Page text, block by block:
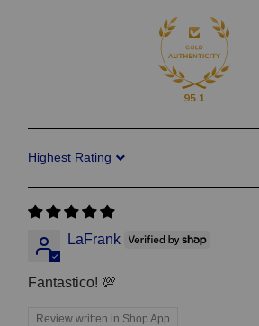
95.1
Sort by
LaFrank
Fantastico! 💯
Review written in Shop App